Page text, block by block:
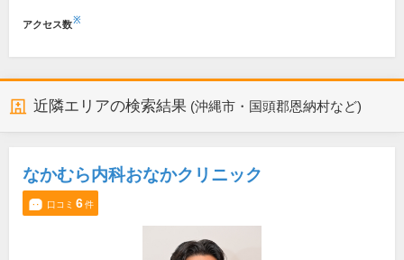
アクセス数※
近隣エリアの検索結果 (沖縄市・国頭郡恩納村など)
なかむら内科おなかクリニック
口コミ 6件